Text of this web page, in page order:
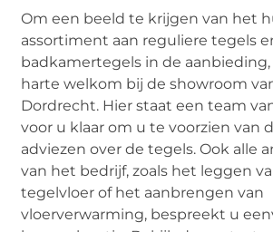
Om een beeld te krijgen van het
assortiment aan reguliere tegels
badkamertegels in de
harte welkom bij de showroom
Dordrecht. Hier staat een team
voor u klaar om u te voorzien van
adviezen over de tegels. Ook alle
van het bedrijf, zoals het leggen
tegelvloer of het aanbrengen van
vloerverwarming, bespreekt u